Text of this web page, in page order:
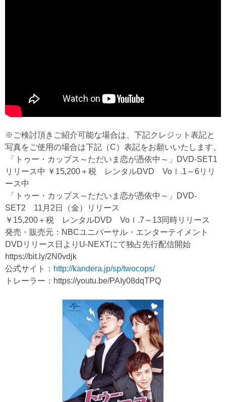
※ご検討頂きご紹介可能な場合は、下記クレジット表記と
写真をご使用の場合は下記（C）表記をお願いいたします。
「トゥー・カップス～ただいま恋が憑依中～」DVD-SET1
リリース中 ￥15,200＋税 レンタルDVD Voｌ.1～6リリ
ース中
「トゥー・カップス～ただいま恋が憑依中～」DVD-
SET2 11月2日（金）リリース
￥15,200＋税 レンタルDVD Voｌ.7～13同時リリース
発売・販売元：NBCユニバーサル・エンターテイメント
DVDリリース日よりU-NEXTにて独占先行配信開始
https://bit.ly/2N0vdjk
公式サイト： http://kandera.jp/sp/twocops/
トレーラー： https://youtu.be/PAIy08dqTPQ